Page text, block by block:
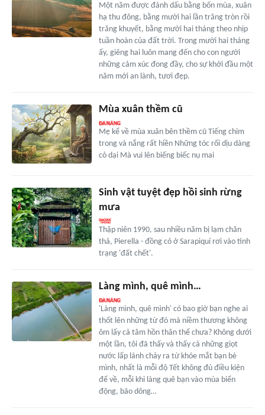
Một năm được đánh dấu bằng bốn mùa, xuân
hạ thu đông, bằng mười hai lần trăng tròn rồi
trăng khuyết, bằng mười hai tháng theo nhịp
tuần hoàn của đất trời. Trong mười hai tháng
ấy, giêng hai luôn mang đến cho con người
những cảm xúc đong đầy, cho sự khởi đầu một
năm mới an lành, tươi đẹp.
Mùa xuân thềm cũ
Mẹ kể về mùa xuân bên thềm cũ Tiếng chim
trong và nắng rất hiền Những tóc rối dịu dàng
cỏ dại Mà vui lên biếng biếc nụ mai
Sinh vật tuyệt đẹp hồi sinh rừng
mưa
Thập niên 1990, sau nhiều năm bị lạm chăn
thả, Pierella - đồng cỏ ở Sarapiquí rơi vào tình
trạng 'đất chết'.
Làng mình, quê mình…
'Làng mình, quê mình' có bao giờ bạn nghe ai
thốt lên những từ đó mà niềm thương không
ôm lấy cả tâm hồn thân thể chưa? Không dưới
một lần, tôi đã thấy và thấy cả những giọt
nước lấp lánh chảy ra từ khóe mắt bạn bè
mình, nhất là mỗi độ Tết không đủ điều kiện
để về, mỗi khi làng quê bạn vào mùa biển
động, bão dông…